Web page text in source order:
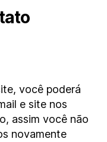
você poderá
e site nos
assim você não
novamente